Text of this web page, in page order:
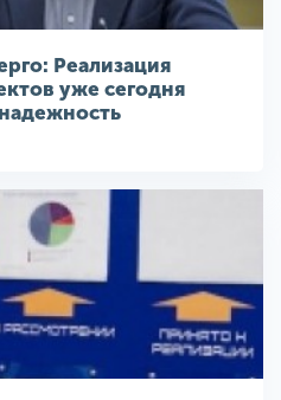
Реализация
уже сегодня